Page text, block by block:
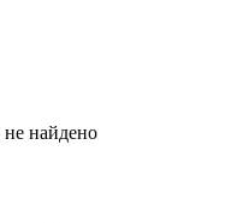
найдено